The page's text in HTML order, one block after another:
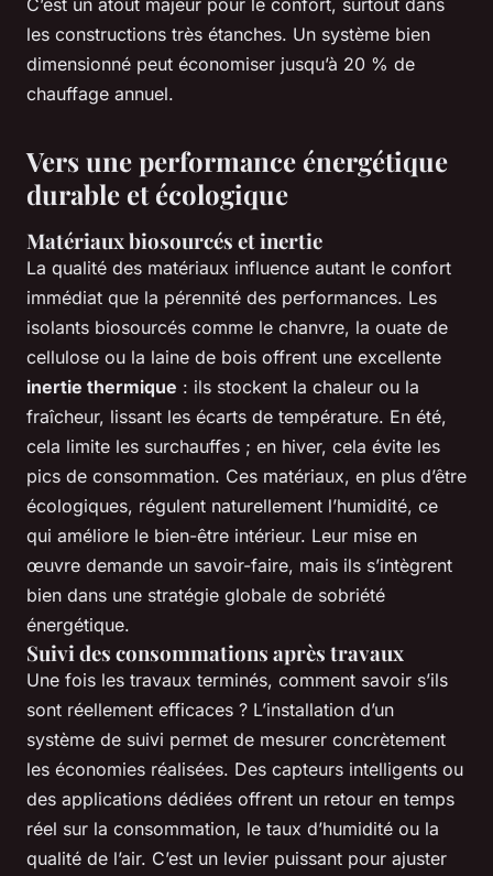
C’est un atout majeur pour le confort, surtout dans
les constructions très étanches. Un système bien
dimensionné peut économiser jusqu’à 20 % de
chauffage annuel.
Vers une performance énergétique
durable et écologique
Matériaux biosourcés et inertie
La qualité des matériaux influence autant le confort
immédiat que la pérennité des performances. Les
isolants biosourcés comme le chanvre, la ouate de
cellulose ou la laine de bois offrent une excellente
inertie thermique : ils stockent la chaleur ou la
fraîcheur, lissant les écarts de température. En été,
cela limite les surchauffes ; en hiver, cela évite les
pics de consommation. Ces matériaux, en plus d’être
écologiques, régulent naturellement l’humidité, ce
qui améliore le bien-être intérieur. Leur mise en
œuvre demande un savoir-faire, mais ils s’intègrent
bien dans une stratégie globale de sobriété
énergétique.
Suivi des consommations après travaux
Une fois les travaux terminés, comment savoir s’ils
sont réellement efficaces ? L’installation d’un
système de suivi permet de mesurer concrètement
les économies réalisées. Des capteurs intelligents ou
des applications dédiées offrent un retour en temps
réel sur la consommation, le taux d’humidité ou la
qualité de l’air. C’est un levier puissant pour ajuster